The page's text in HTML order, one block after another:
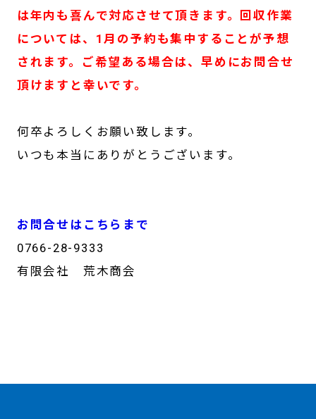
は年内も喜んで対応させて頂きます。回収作業
については、1月の予約も集中することが予想
されます。ご希望ある場合は、早めにお問合せ
頂けますと幸いです。
何卒よろしくお願い致します。
いつも本当にありがとうございます。
お問合せはこちらまで
0766-28-9333
有限会社 荒木商会